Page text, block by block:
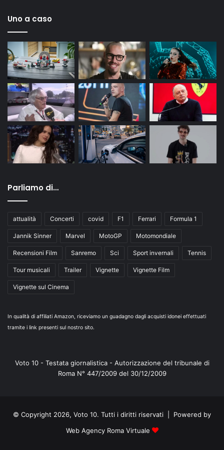
Uno a caso
Parliamo di…
attualità Concerti covid F1 Ferrari Formula 1
Jannik Sinner Marvel MotoGP Motomondiale
Recensioni Film Sanremo Sci Sport invernali Tennis
Tour musicali Trailer Vignette Vignette Film
Vignette sul Cinema
In qualità di affiliati Amazon, riceviamo un guadagno dagli acquisti idonei effettuati
tramite i link presenti sul nostro sito.
Voto 10 - Testata giornalistica - Autorizzazione del tribunale di
Roma N° 447/2009 del 30/12/2009
© Copyright 2026, Voto 10. Tutti i diritti riservati | Powered by
Web Agency Roma Virtuale